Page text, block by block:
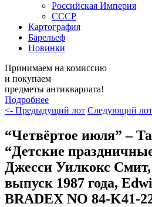
Российская Империя
СССР
Картография
Барельеф
Новинки
Принимаем на комиссию
и покупаем
предметы антиквариата!
Подробнее
<- Предыдущий лот Следующий
“Четвёртое июля” –
“Детские
Джесси Уилкокс
выпуск 1987 года,
BRADEX NO 84-K41-